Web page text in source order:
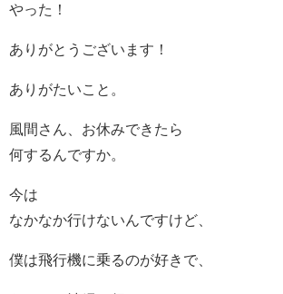
やった！
ありがとうございます！
ありがたいこと。
風間さん、お休みできたら
何するんですか。
今は
なかなか行けないんですけど、
僕は飛行機に乗るのが好きで、